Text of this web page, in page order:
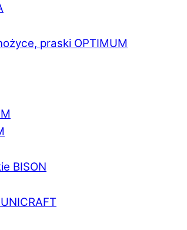
praski OPTIMUM
BISON